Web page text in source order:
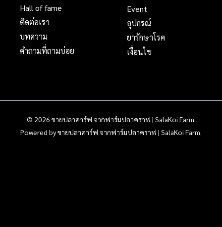
Hall of fame
ติดต่อเรา
บทความ
คำถามที่ถามบ่อย
Event
อุปกรณ์
ยารักษาโรค
เงื่อนไข
© 2026 ขายปลาคาร์ฟ จากฟาร์มปลาคราฟ | SalaKoi Farm.
Powered by ขายปลาคาร์ฟ จากฟาร์มปลาคราฟ | SalaKoi Farm.